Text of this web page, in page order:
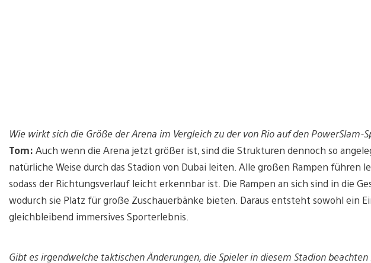
Wie wirkt sich die Größe der Arena im Vergleich zu der von Rio auf den PowerSlam-
Tom: Auch wenn die Arena jetzt größer ist, sind die Strukturen dennoch so
natürliche Weise durch das Stadion von Dubai leiten. Alle großen Rampen führen
sodass der Richtungsverlauf leicht erkennbar ist. Die Rampen an sich sind in die
wodurch sie Platz für große Zuschauerbänke bieten. Daraus entsteht sowohl ein
gleichbleibend immersives Sporterlebnis.
Gibt es irgendwelche taktischen Änderungen, die Spieler in diesem Stadion beachten